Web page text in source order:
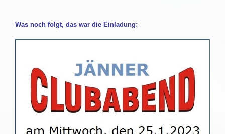
Was noch folgt, das war die Einladung: